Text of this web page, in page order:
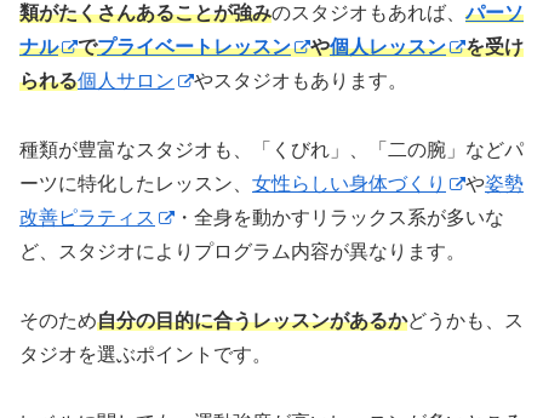
類がたくさんあることが強みのスタジオもあれば、パーソ
ナル
でプライベートレッスン や個人レッスン
を受け
られる個人サロン やスタジオもあります。
種類が豊富なスタジオも、「くびれ」、「二の腕」などパ
ーツに特化したレッスン、 女性らしい身体づくり や姿勢
改善ピラティス
・全身を動かすリラックス系が多いな
ど、スタジオによりプログラム内容が異なります。
そのため自分の目的に合うレッスンがあるかどうかも、ス
タジオを選ぶポイントです。